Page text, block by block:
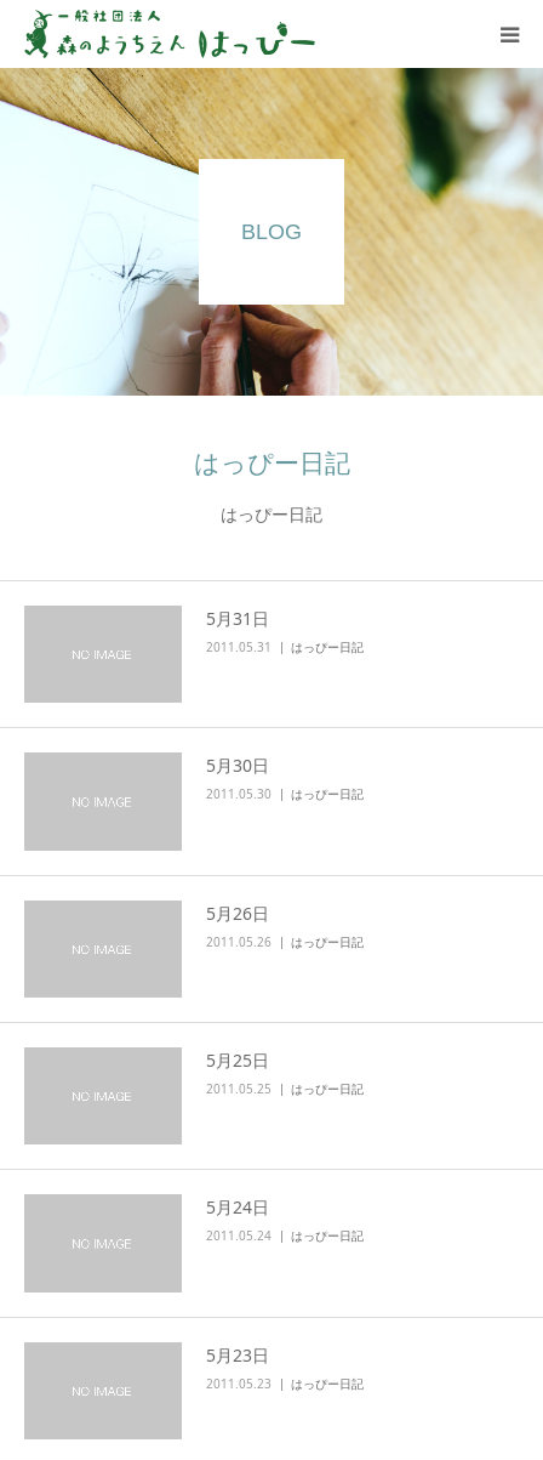
BLOG
はっぴー日記
はっぴー日記
5月31日
2011.05.31 はっぴー日記
5月30日
2011.05.30 はっぴー日記
5月26日
2011.05.26 はっぴー日記
5月25日
2011.05.25 はっぴー日記
5月24日
2011.05.24 はっぴー日記
5月23日
2011.05.23 はっぴー日記
はっぴーについて
はっぴーの保育
お知らせ
ブログ
アクセス